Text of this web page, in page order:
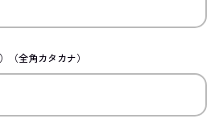
（全角カタカナ）